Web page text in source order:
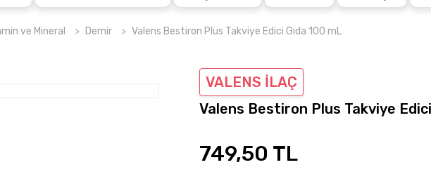
ve Mineral Demir Valens Bestiron Plus Takviye Edici Gıda 100 mL
VALENS İLAÇ
Valens Bestiron Plus Takviye Edici
749,50 TL